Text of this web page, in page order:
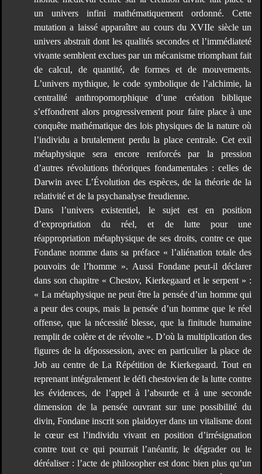
un univers infini mathématiquement ordonné. Cette
mutation a laissé apparaître au cours du XVIIe siècle un
univers abstrait dont les qualités secondes et l’immédiateté
vivante semblent exclues par un mécanisme triomphant fait
de calcul, de quantité, de formes et de mouvements.
L’univers mythique, le code symbolique de l’alchimie, la
centralité anthropomorphique d’une création biblique
s’effondrent alors progressivement pour faire place à une
conquête mathématique des lois physiques de la nature où
l’individu a brutalement perdu la place centrale. Cet exil
métaphysique sera encore renforcés par la pression
d’autres révolutions théoriques fondamentales : celles de
Darwin avec L’Évolution des espèces, de la théorie de la
relativité et de la psychanalyse freudienne.
Dans l’univers existentiel, le sujet est en position
d’expropriation du réel, et de lutte pour une
réappropriation métaphysique de ses droits, contre ce que
Fondane nomme dans sa préface « l’aliénation totale des
pouvoirs de l’homme ». Aussi Fondane peut-il déclarer
dans son chapitre « Chestov, Kierkegaard et le serpent » :
« La métaphysique ne peut être la pensée d’un homme qui
a peur des coups, mais la pensée d’un homme que le réel
offense, que la nécessité blesse, que la finitude humaine
remplit de colère et de révolte ». D’où la multiplication des
figures de la dépossession, avec en particulier la place de
Job au centre de La Répétition de Kierkegaard. Tout en
reprenant intégralement le défi chestovien de la lutte contre
les évidences, de l’appel à l’absurde et à une seconde
dimension de la pensée ouvrant sur une possibilité du
divin, Fondane inscrit son plaidoyer dans un vitalisme dont
le cœur est l’individu vivant en position d’irrésignation
contre tout ce qui pourrait l’anéantir, le dégrader ou le
déréaliser : l’acte de philosopher est donc bien plus qu’un